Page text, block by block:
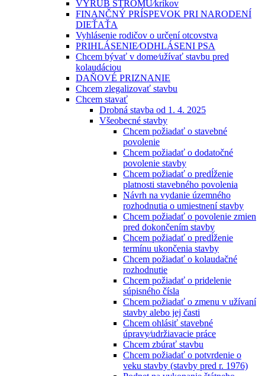
VÝRUB STROMU⁄kríkov
FINANČNÝ PRÍSPEVOK PRI NARODENÍ
DIEŤAŤA
Vyhlásenie rodičov o určení otcovstva
PRIHLÁSENIE⁄ODHLÁSENI PSA
Chcem bývať v dome⁄užívať stavbu pred
kolaudáciou
DAŇOVÉ PRIZNANIE
Chcem zlegalizovať stavbu
Chcem stavať
Drobná stavba od 1. 4. 2025
Všeobecné stavby
Chcem požiadať o stavebné
povolenie
Chcem požiadať o dodatočné
povolenie stavby
Chcem požiadať o predĺženie
platnosti stavebného povolenia
Návrh na vydanie územného
rozhodnutia o umiestnení stavby
Chcem požiadať o povolenie zmien
pred dokončením stavby
Chcem požiadať o predĺženie
termínu ukončenia stavby
Chcem požiadať o kolaudačné
rozhodnutie
Chcem požiadať o pridelenie
súpisného čísla
Chcem požiadať o zmenu v užívaní
stavby alebo jej časti
Chcem ohlásiť stavebné
úpravy⁄udržiavacie práce
Chcem zbúrať stavbu
Chcem požiadať o potvrdenie o
veku stavby (stavby pred r. 1976)